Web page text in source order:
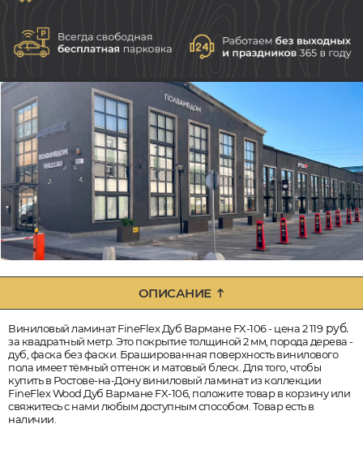
ОПИСАНИЕ
Виниловый ламинат FineFlex Дуб Вармане FX-106 - цена 2 119руб.
за квадратный метр. Это покрытие толщиной 2 мм, порода дерева -
дуб, фаска без фаски. Брашированная поверхность винилового
пола имеет тёмный оттенок и матовый блеск. Для того, чтобы
купить в Ростове-на-Дону виниловый ламинат из коллекции
FineFlex Wood Дуб Вармане FX-106, положите товар в корзину или
свяжитесь с нами любым доступным способом. Товар есть в
наличии.